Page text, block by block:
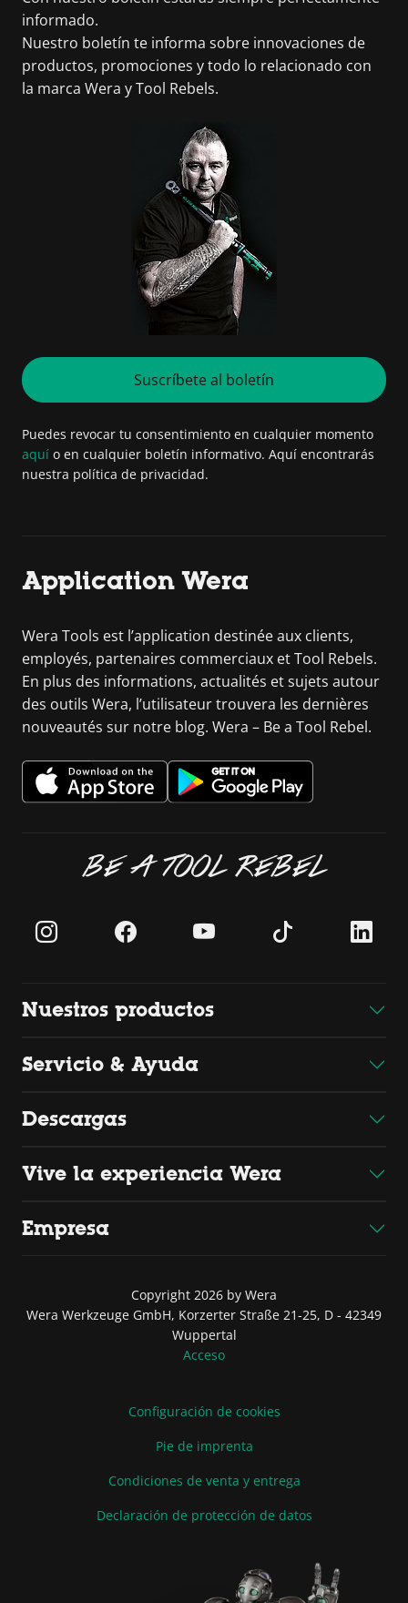
informado.
Nuestro boletín te informa sobre innovaciones de
productos, promociones y todo lo relacionado con
la marca Wera y Tool Rebels.
Suscríbete al boletín
Puedes revocar tu consentimiento en cualquier momento
aquí o en cualquier boletín informativo. Aquí encontrarás
nuestra política de privacidad.
Application Wera
Wera Tools est l’application destinée aux clients,
employés, partenaires commerciaux et Tool Rebels.
En plus des informations, actualités et sujets autour
des outils Wera, l’utilisateur trouvera les dernières
nouveautés sur notre blog. Wera – Be a Tool Rebel.
BE A TOOL REBEL
Nuestros productos
Servicio & Ayuda
Descargas
Vive la experiencia Wera
Empresa
Copyright 2026 by Wera
Wera Werkzeuge GmbH, Korzerter Straße 21-25, D - 42349
Wuppertal
Acceso
Configuración de cookies
Pie de imprenta
Condiciones de venta y entrega
Declaración de protección de datos